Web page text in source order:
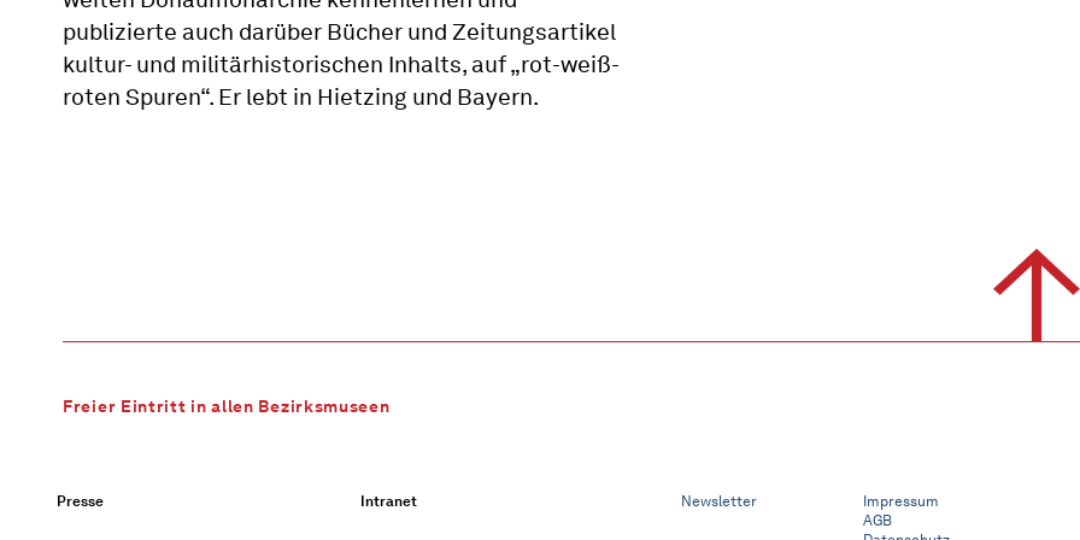
publizierte auch darüber Bücher und Zeitungsartikel
kultur- und militärhistorischen Inhalts, auf „rot-weiß-
roten Spuren“. Er lebt in Hietzing und Bayern.
Freier Eintritt in allen Bezirksmuseen
Presse Intranet Newsletter
Impressum
AGB